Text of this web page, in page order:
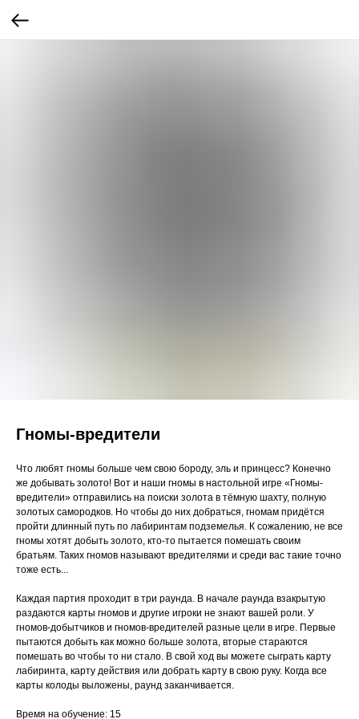
Гномы-вредители
Что любят гномы больше чем свою бороду, эль и принцесс? Конечно
же добывать золото! Вот и наши гномы в настольной игре «Гномы-
вредители» отправились на поиски золота в тёмную шахту, полную
золотых самородков. Но чтобы до них добраться, гномам придётся
пройти длинный путь по лабиринтам подземелья. К сожалению, не все
гномы хотят добыть золото, кто-то пытается помешать своим
братьям. Таких гномов называют вредителями и среди вас такие точно
тоже есть...
Каждая партия проходит в три раунда. В начале раунда взакрытую
раздаются карты гномов и другие игроки не знают вашей роли. У
гномов-добытчиков и гномов-вредителей разные цели в игре. Первые
пытаются добыть как можно больше золота, вторые стараются
помешать во чтобы то ни стало. В свой ход вы можете сыграть карту
лабиринта, карту действия или добрать карту в свою руку. Когда все
карты колоды выложены, раунд заканчивается.
Время на обучение: 15